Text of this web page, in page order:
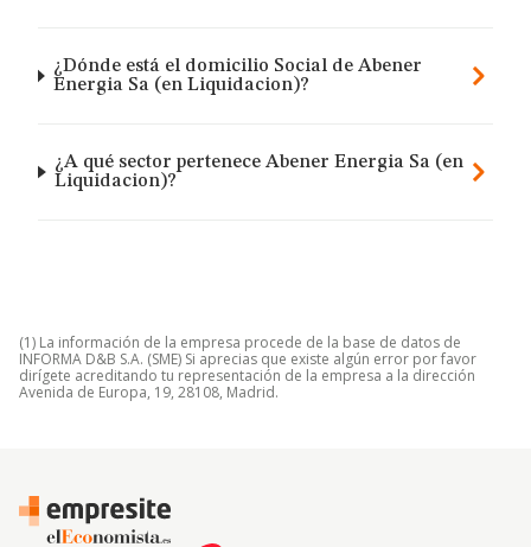
¿Dónde está el domicilio Social de Abener
Energia Sa (en Liquidacion)?
¿A qué sector pertenece Abener Energia Sa (en
Liquidacion)?
(1) La información de la empresa procede de la base de datos de
INFORMA D&B S.A. (SME) Si aprecias que existe algún error por favor
dirígete acreditando tu representación de la empresa a la dirección
Avenida de Europa, 19, 28108, Madrid.